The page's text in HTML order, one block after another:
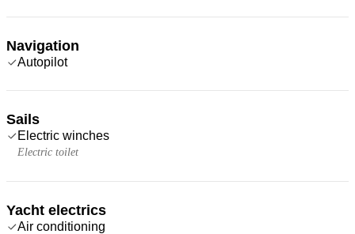
Navigation
Autopilot
Sails
Electric winches
Electric toilet
Yacht electrics
Air conditioning